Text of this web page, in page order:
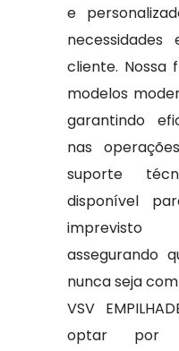
e
cliente.
modelos
garantindo
nas
suporte
disponível
assegurando
nunca seja
VSV
optar por